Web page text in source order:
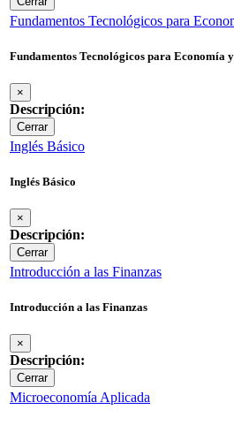
Fundamentos Tecnológicos para
Fundamentos Tecnológicos para Economía
×
Descripción:
Cerrar
Inglés Básico
Inglés Básico
×
Descripción:
Cerrar
Introducción a las Finanzas
Introducción a las Finanzas
×
Descripción:
Cerrar
Microeconomía Aplicada